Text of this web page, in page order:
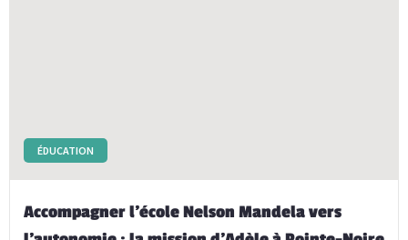
ÉDUCATION
Accompagner l’école Nelson Mandela vers